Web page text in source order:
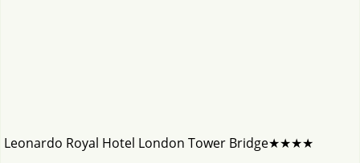
Leonardo Royal Hotel London Tower Bridge★★★★